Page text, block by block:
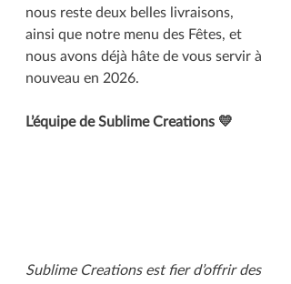
nous reste deux belles livraisons,
ainsi que notre menu des Fêtes, et
nous avons déjà hâte de vous servir à
nouveau en 2026.
L’équipe de Sublime Creations 💛
Sublime Creations est fier d’offrir des